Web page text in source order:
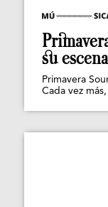
su
Primavera
Cada vez